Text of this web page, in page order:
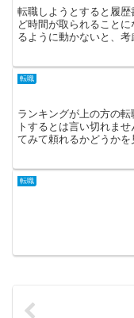
転職しようとすると履
ど時間が取られること
るように動かないと、考
転職
ランキングが上の方の
トするとは言い切れま
てみて頼れるかどうか
転職